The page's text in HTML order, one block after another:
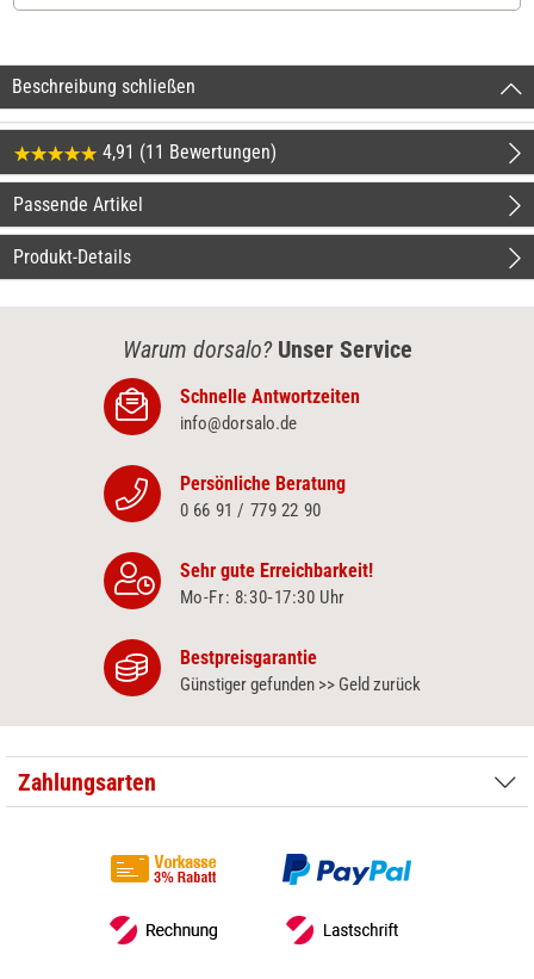
Beschreibung schließen
4,91 (11 Bewertungen)
Passende Artikel
Produkt-Details
Warum dorsalo? Unser Service
Schnelle Antwortzeiten
info@dorsalo.de
Persönliche Beratung
0 66 91 / 779 22 90
Sehr gute Erreichbarkeit!
Mo-Fr: 8:30‑17:30 Uhr
Bestpreisgarantie
Günstiger gefunden >> Geld zurück
Zahlungsarten